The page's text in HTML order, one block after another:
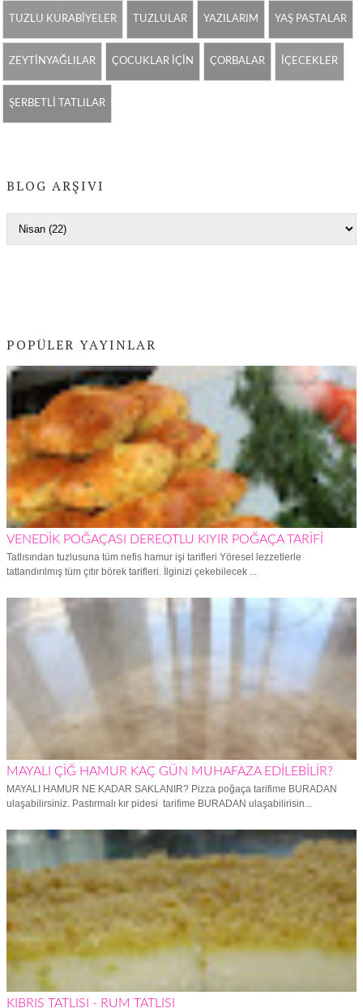
TUZLU KURABİYELER TUZLULAR YAZILARIM YAŞ PASTALAR
ZEYTİNYAĞLILAR ÇOCUKLAR İÇİN ÇORBALAR İÇECEKLER
ŞERBETLİ TATLILAR
BLOG ARŞIVI
POPÜLER YAYINLAR
VENEDİK POĞAÇASI DEREOTLU KIYIR POĞAÇA TARİFİ
Tatlısından tuzlusuna tüm nefis hamur işi tarifleri Yöresel lezzetlerle
tatlandırılmış tüm çıtır börek tarifleri. İlginizi çekebilecek ...
MAYALI ÇİĞ HAMUR KAÇ GÜN MUHAFAZA EDİLEBİLİR?
MAYALI HAMUR NE KADAR SAKLANIR? Pizza poğaça tarifime BURADAN
ulaşabilirsiniz. Pastırmalı kır pidesi tarifime BURADAN ulaşabilirisin...
KIBRIS TATLISI - RUM TATLISI